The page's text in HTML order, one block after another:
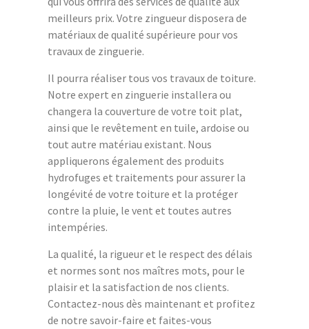
meilleurs prix. Votre zingueur disposera de
matériaux de qualité supérieure pour vos
travaux de zinguerie.
Il pourra réaliser tous vos travaux de toiture.
Notre expert en zinguerie installera ou
changera la couverture de votre toit plat,
ainsi que le revêtement en tuile, ardoise ou
tout autre matériau existant. Nous
appliquerons également des produits
hydrofuges et traitements pour assurer la
longévité de votre toiture et la protéger
contre la pluie, le vent et toutes autres
intempéries.
La qualité, la rigueur et le respect des délais
et normes sont nos maîtres mots, pour le
plaisir et la satisfaction de nos clients.
Contactez-nous dès maintenant et profitez
de notre savoir-faire et faites-vous